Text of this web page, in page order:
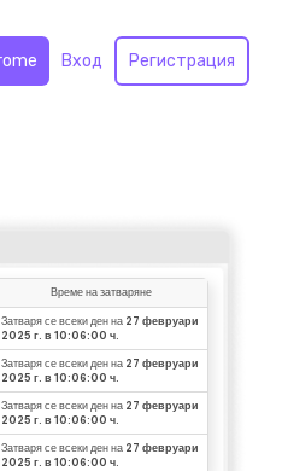
Вход Регистрация
Време на затваряне
Затваря се всеки ден на 27 февруари
2025 г. в 10:06:00 ч.
Затваря се всеки ден на 27 февруари
2025 г. в 10:06:00 ч.
Затваря се всеки ден на 27 февруари
2025 г. в 10:06:00 ч.
Затваря се всеки ден на 27 февруари
2025 г. в 10:06:00 ч.